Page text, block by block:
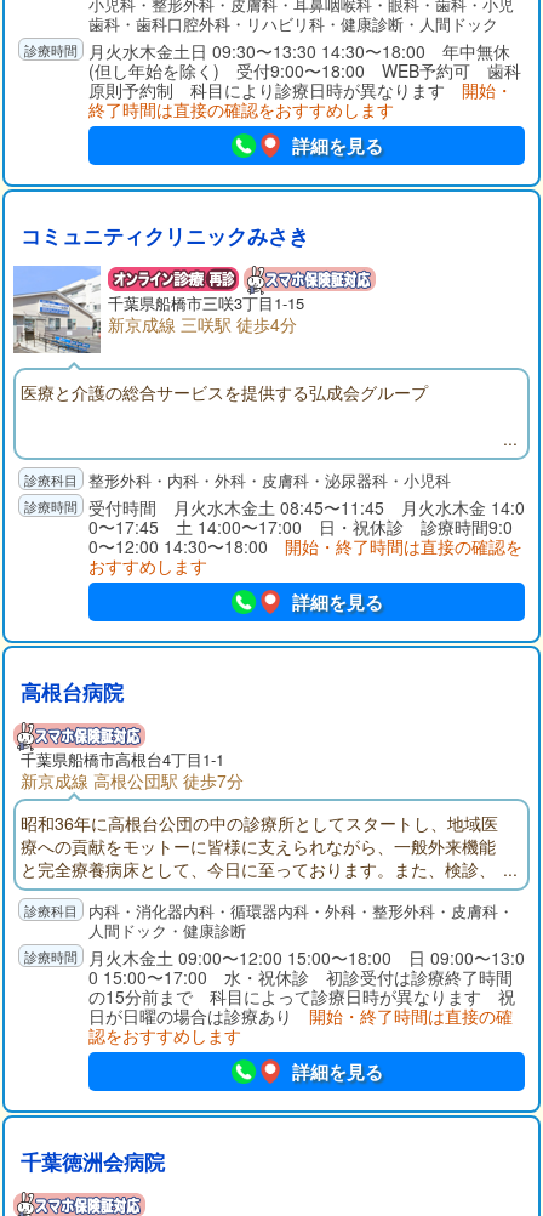
中無休のドクターランド船橋が皆様の健康の維持・増進をお手
伝いします。歯科・歯科口腔外科・リハビリ科・健康診断・人間ドック
月火水木金土日 09:30〜13:30 14:30〜18:00 年中無休
(但し年始を除く) 受付9:00〜18:00 WEB予約可 歯科
原則予約制 科目により診療日時が異なります 開始・
終了時間は直接の確認をおすすめします
詳細を見る
コミュニティクリニックみさき
千葉県船橋市三咲3丁目1-15
新京成線 三咲駅 徒歩4分
医療と介護の総合サービスを提供する弘成会グループ
整形外科・内科・外科・皮膚科・泌尿器科・小児科
受付時間 月火水木金土 08:45〜11:45 月火水木金 14:0
0〜17:45 土 14:00〜17:00 日・祝休診 診療時間9:0
0〜12:00 14:30〜18:00 開始・終了時間は直接の確認を
おすすめします
詳細を見る
高根台病院
千葉県船橋市高根台4丁目1-1
新京成線 高根公団駅 徒歩7分
昭和36年に高根台公団の中の診療所としてスタートし、地域医
療への貢献をモットーに皆様に支えられながら、一般外来機能
と完全療養病床として、今日に至っております。また、検診、
予防接種、プライマリーケアにも力を入れ、なんでも相談でき
る地域における「かかりつけ医」としても貢献をして行きたい
と考えております。
内科・消化器内科・循環器内科・外科・整形外科・皮膚科・
人間ドック・健康診断
月火木金土 09:00〜12:00 15:00〜18:00 日 09:00〜13:0
0 15:00〜17:00 水・祝休診 初診受付は診療終了時間
の15分前まで 科目によって診療日時が異なります 祝
日が日曜の場合は診療あり 開始・終了時間は直接の確
認をおすすめします
詳細を見る
千葉徳洲会病院